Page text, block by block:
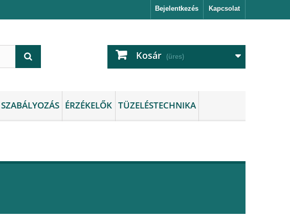
Kapcsolat
Bejelentkezés
Kosár (üres)
SZABÁLYOZÁS ÉRZÉKELŐK TÜZELÉSTECHNIKA